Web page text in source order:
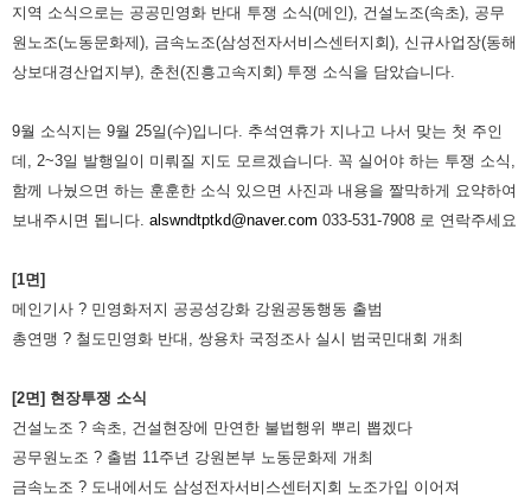
지역 소식으로는 공공민영화 반대 투쟁 소식(메인), 건설노조(속초), 공무
원노조(노동문화제), 금속노조(삼성전자서비스센터지회), 신규사업장(동해
상보대경산업지부), 춘천(진흥고속지회) 투쟁 소식을 담았습니다.
9월 소식지는 9월 25일(수)입니다. 추석연휴가 지나고 나서 맞는 첫 주인
데, 2~3일 발행일이 미뤄질 지도 모르겠습니다. 꼭 실어야 하는 투쟁 소식,
함께 나눴으면 하는 훈훈한 소식 있으면 사진과 내용을 짤막하게 요약하여
보내주시면 됩니다. alswndtptkd@naver.com 033-531-7908 로 연락주세요
[1면]
메인기사 ? 민영화저지 공공성강화 강원공동행동 출범
총연맹 ? 철도민영화 반대, 쌍용차 국정조사 실시 범국민대회 개최
[2면] 현장투쟁 소식
건설노조 ? 속초, 건설현장에 만연한 불법행위 뿌리 뽑겠다
공무원노조 ? 출범 11주년 강원본부 노동문화제 개최
금속노조 ? 도내에서도 삼성전자서비스센터지회 노조가입 이어져